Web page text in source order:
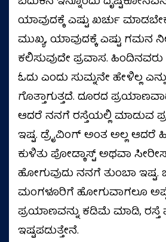
ಯಾವುದಕ್ಕೆ ಎಷ್ಟು ಖರ್ಚು
ಮುಖ್ಯ, ಯಾವುದಕ್ಕೆ ಎಷ್ಟು ಗಮನ
ಕಲಿಸುವುದೇ ಪ್ರವಾಸ. ಹಿಂದಿನವರು
ಓದು ಎಂದು ಸುಮ್ನನೇ ಹೇಳಿಲ್ಲ
ಗೊತ್ತಾಗುತ್ತದೆ. ದೂರದ
ಆದರೆ ನನಗೆ ರಸ್ತೆಯಲ್ಲಿ ಮಾಡುವ
ಇಷ್ಟ. ಡ್ರೈವಿಂಗ್ ಅಂತ ಅಲ್ಲ ಆದರೆ
ಕುಳಿತು ಪೋಡ್ಕಾಸ್ಟ್ ಅಥವಾ
ಹೋಗುವುದು ನನಗೆ ತುಂಬಾ
ಮಂಗಳೂರಿಗೆ ಹೋಗುವಾಗಲೂ
ಪ್ರಯಾಣವನ್ನು ಕಡಿಮೆ ಮಾಡಿ, ರಸ್ತೆ
ಇಷ್ಟಪಡುತ್ತೇನೆ.